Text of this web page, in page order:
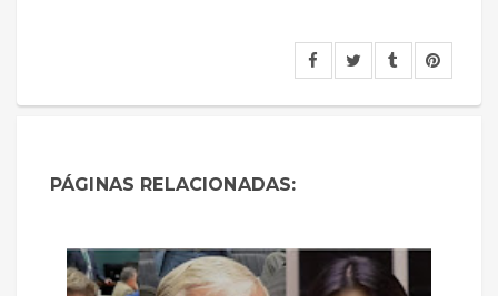
PÁGINAS RELACIONADAS: